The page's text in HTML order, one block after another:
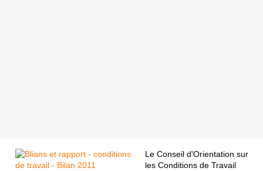
Le Conseil d'Orientation sur
les Conditions de Travail